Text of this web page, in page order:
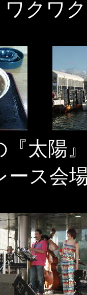
クワ
『太陽
ース会